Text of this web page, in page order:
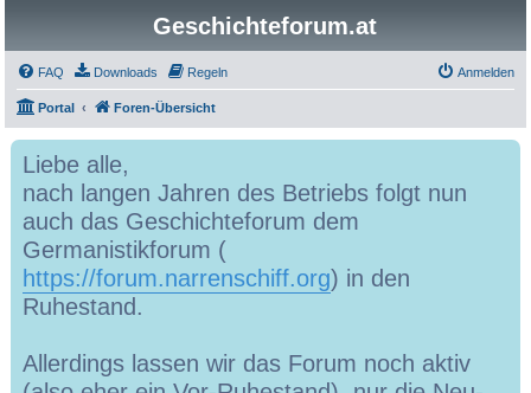
Geschichteforum.at
FAQ Downloads Regeln Anmelden
Portal Foren-Übersicht
Liebe alle,
nach langen Jahren des Betriebs folgt nun
auch das Geschichteforum dem
Germanistikforum (
https://forum.narrenschiff.org) in den
Ruhestand.
Allerdings lassen wir das Forum noch aktiv